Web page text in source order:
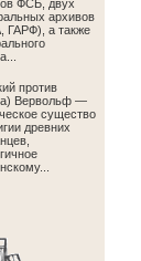
ФСБ, двух
архивов
ГАРФ), а также
против
Вервольф —
существо
древних